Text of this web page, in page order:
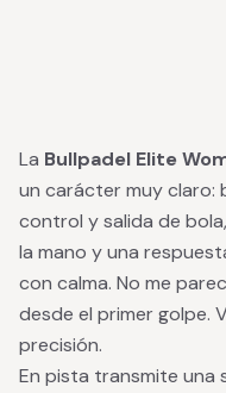
La Bullpadel Elite
un carácter muy claro:
control y salida de
la mano y una
con calma. No me
desde el primer golpe.
precisión.
En pista transmite una